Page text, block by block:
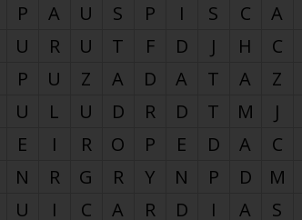
P A U S P I S C A
U R U T F D J H C
P U Z A D A T A Z
U L U D R D T M J
E I R O P E D A C
N R G R Y N P D M
U I C A R D I A S